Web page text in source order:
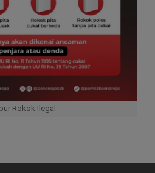
Rokok Ilegal